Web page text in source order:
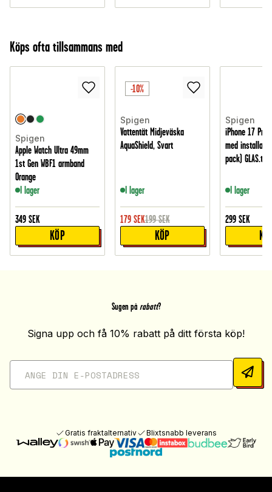
Köps ofta tillsammans med
Spigen
Apple Watch Ultra 49mm
1st Gen WBF1 armband
Orange
I lager
349 SEK
KÖP
-10%
Spigen
Vattentät Midjeväska
AquaShield, Svart
I lager
179 SEK199 SEK
KÖP
Spigen
iPhone 17 Pro
med
pack) GLAS.tR
I lager
299 SEK
Sugen på rabatt?
Signa upp och få 10% rabatt på ditt första köp!
Gratis fraktalternativ Blixtsnabb leverans